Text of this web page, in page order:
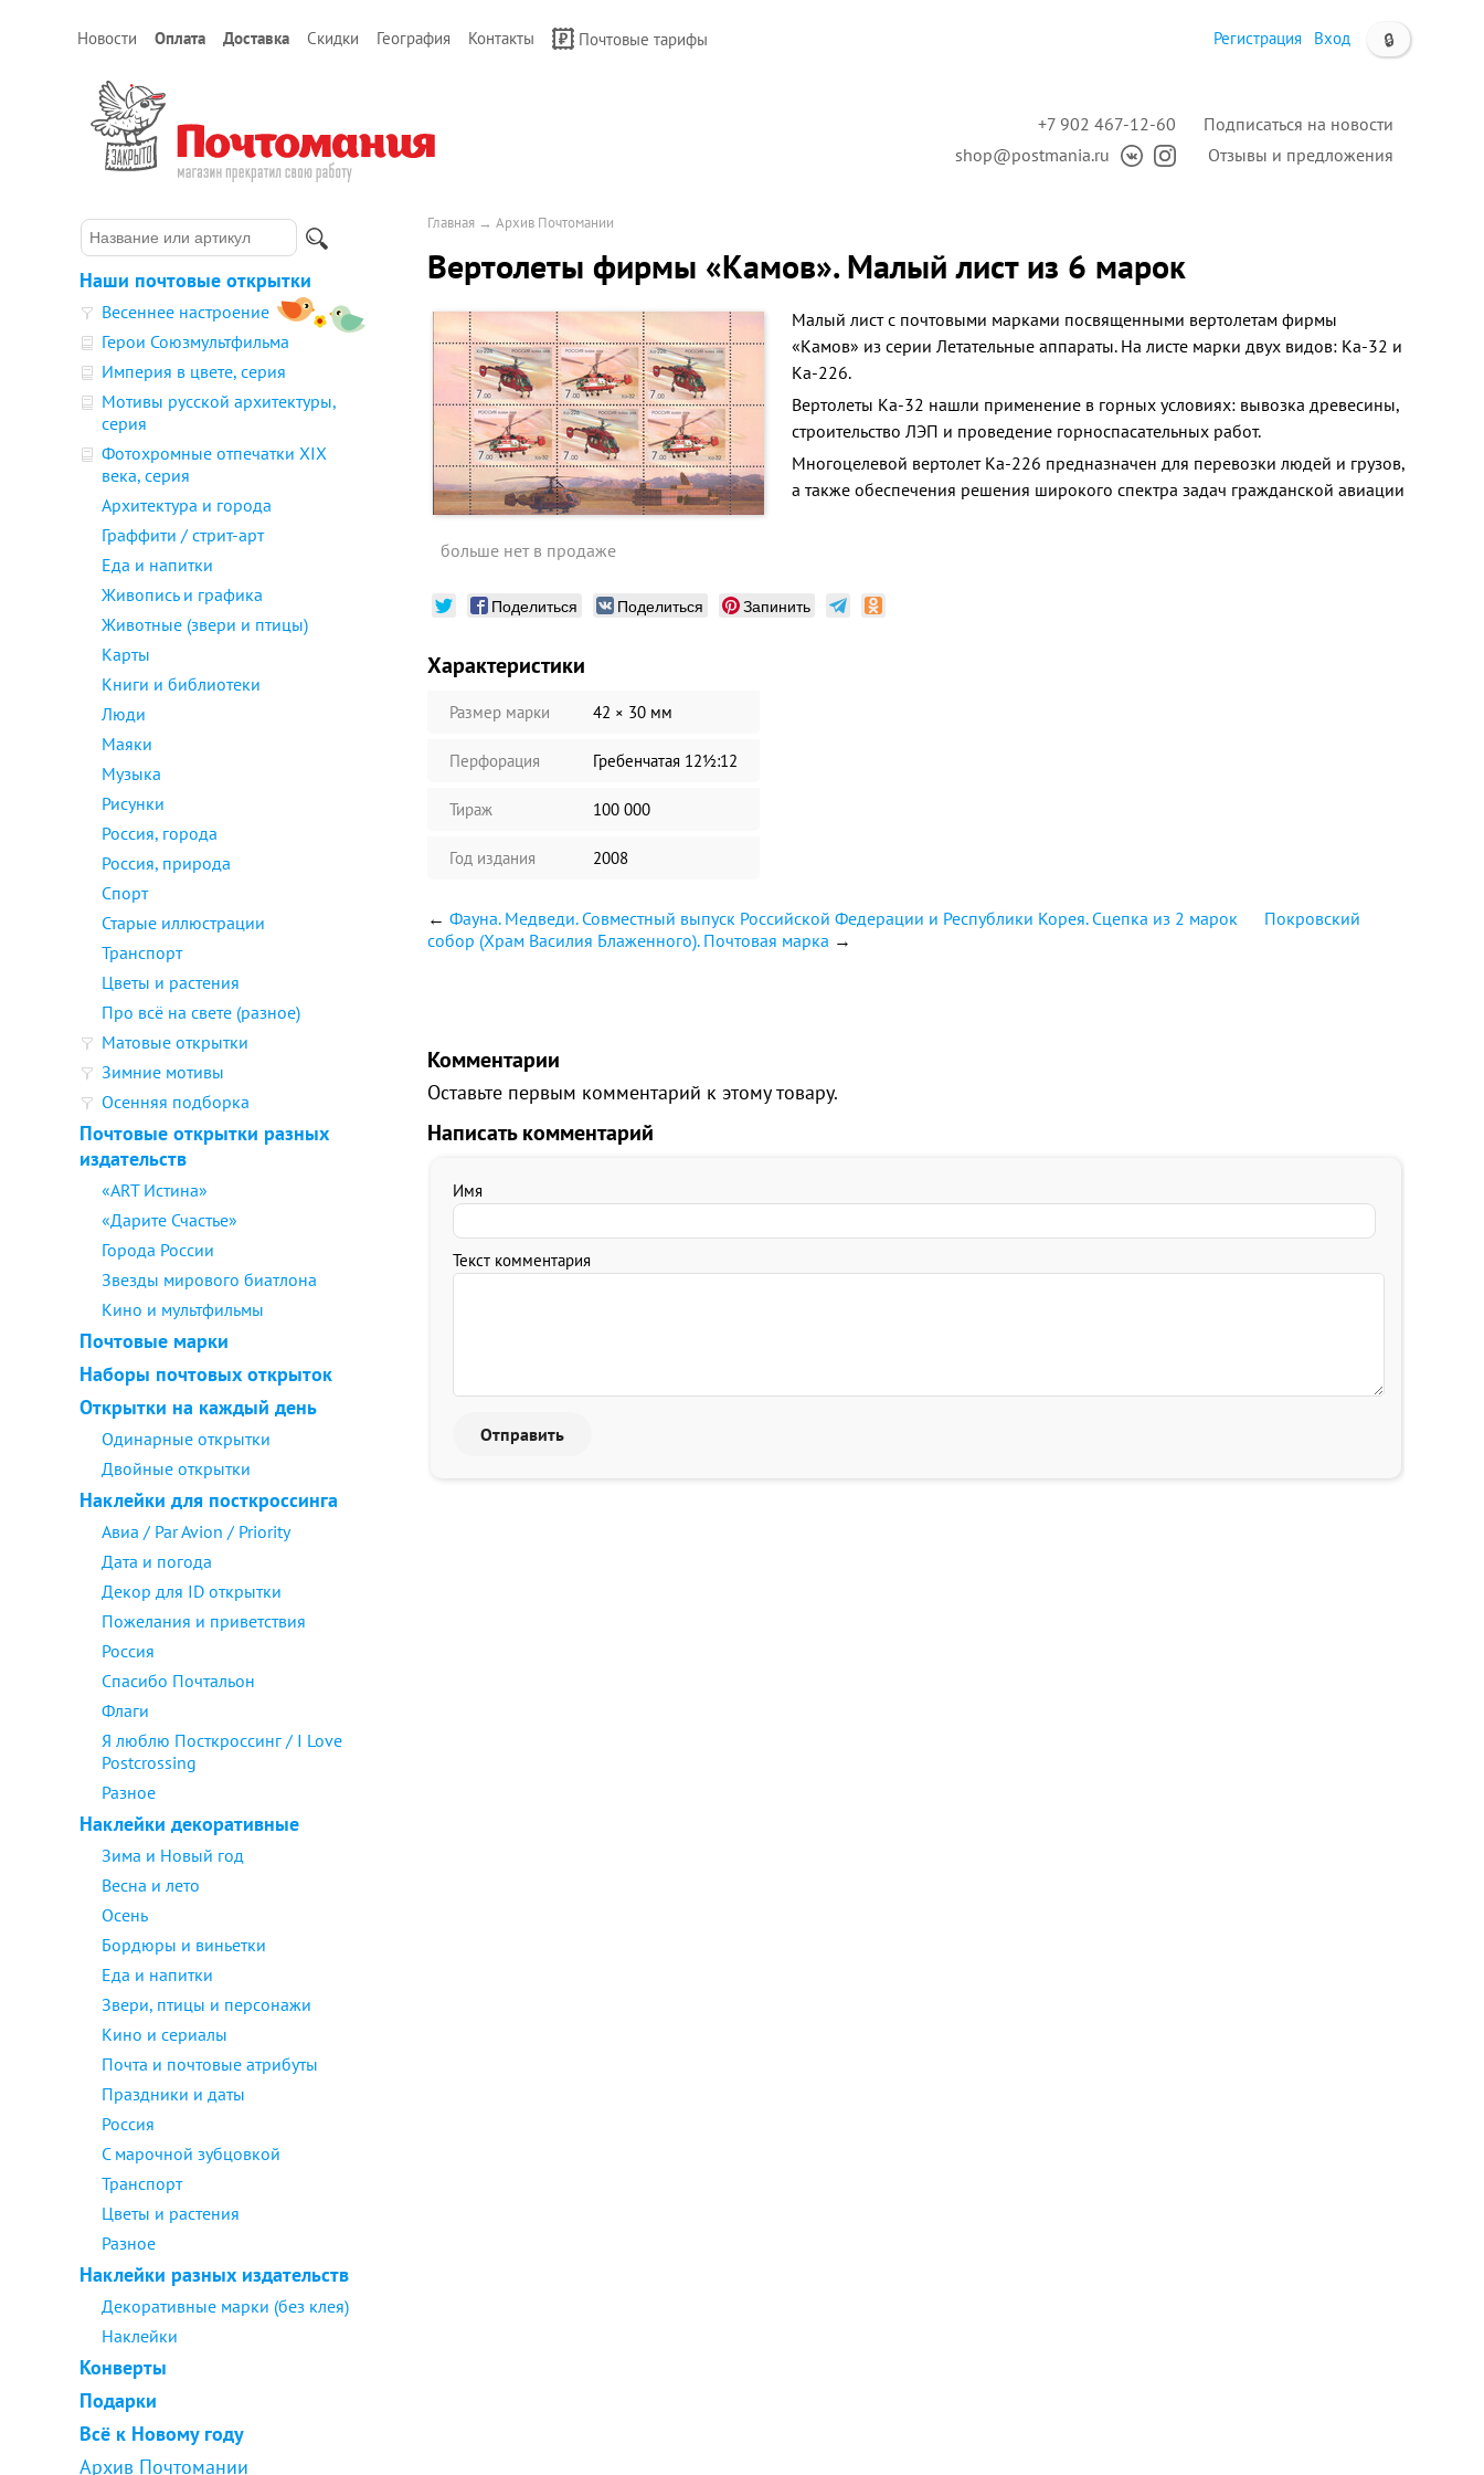
Новости Оплата Доставка Скидки География Контакты Почтовые тарифы 🔒
Регистрация Вход
Подписаться на новости
Отзывы и предложения
+7 902 467-12-60
shop@postmania.ru
Наши почтовые открытки
Весеннее настроение
Герои Союзмультфильма
Империя в цвете, серия
Мотивы русской архитектуры,
серия
Фотохромные отпечатки XIX
века, серия
Архитектура и города
Граффити / стрит-арт
Еда и напитки
Живопись и графика
Животные (звери и птицы)
Карты
Книги и библиотеки
Люди
Маяки
Музыка
Рисунки
Россия, города
Россия, природа
Спорт
Старые иллюстрации
Транспорт
Цветы и растения
Про всё на свете (разное)
Матовые открытки
Зимние мотивы
Осенняя подборка
Почтовые открытки разных
издательств
«ART Истина»
«Дарите Счастье»
Города России
Звезды мирового биатлона
Кино и мультфильмы
Почтовые марки
Наборы почтовых открыток
Открытки на каждый день
Одинарные открытки
Двойные открытки
Наклейки для посткроссинга
Авиа / Par Avion / Priority
Дата и погода
Декор для ID открытки
Пожелания и приветствия
Россия
Спасибо Почтальон
Флаги
Я люблю Посткроссинг / I Love
Postcrossing
Разное
Наклейки декоративные
Зима и Новый год
Весна и лето
Осень
Бордюры и виньетки
Еда и напитки
Звери, птицы и персонажи
Кино и сериалы
Почта и почтовые атрибуты
Праздники и даты
Россия
С марочной зубцовкой
Транспорт
Цветы и растения
Разное
Наклейки разных издательств
Декоративные марки (без клея)
Наклейки
Конверты
Подарки
Всё к Новому году
Архив Почтомании
Главная → Архив Почтомании
Вертолеты фирмы «Камов». Малый лист из 6 марок
Малый лист с почтовыми марками посвященными вертолетам фирмы
«Камов» из серии Летательные аппараты. На листе марки двух видов: Ка-32 и
Ка-226.
Вертолеты Ка-32 нашли применение в горных условиях: вывозка древесины,
строительство ЛЭП и проведение горноспасательных работ.
Многоцелевой вертолет Ка-226 предназначен для перевозки людей и грузов,
а также обеспечения решения широкого спектра задач гражданской авиации
больше нет в продаже
Поделиться Поделиться Запинить
Характеристики
Размер марки 42 × 30 мм
Перфорация Гребенчатая 12½:12
Тираж 100 000
Год издания 2008
← Фауна. Медведи. Совместный выпуск Российской Федерации и Республики Корея. Сцепка из 2 марок
Покровский
собор (Храм Василия Блаженного). Почтовая марка →
Комментарии
Оставьте первым комментарий к этому товару.
Написать комментарий
Имя
Текст комментария